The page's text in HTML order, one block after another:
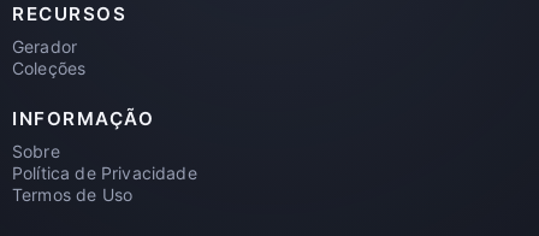
RECURSOS
Gerador
Coleções
INFORMAÇÃO
Sobre
Política de Privacidade
Termos de Uso